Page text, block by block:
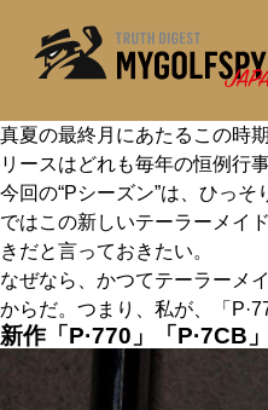
真夏の最終月にあたるこの時
リースはどれも毎年の恒例行
今回の“Pシーズン”は、ひっ
ではこの新しいテーラーメイ
きだと言っておきたい。
なぜなら、かつてテーラーメ
からだ。つまり、私が、「
新作「P·770」「P·7CB
MOST WANTED テスト
NEW RELEASES 新製品
HOW TO ゴルフ上達・
LAB テスト・データ検証
Golf News